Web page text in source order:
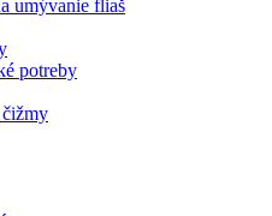
umývanie fliaš
potreby